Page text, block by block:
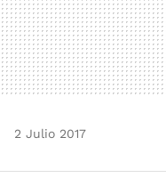
2 Julio 2017